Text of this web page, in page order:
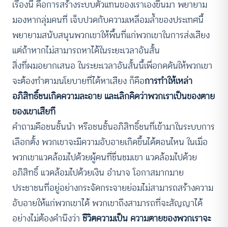
เรื่องนี้ คือการสร้างระบบตัวแทนของเราเองขึ้นมา พยายาม
มองหากลุ่มคนที่ เจ็บปวดกับความเหลื่อมล้ำของประเทศนี้
พยายามสนับสนุนพวกเขาให้พื้นที่แก่พวกเขาในการส่งเสียง
แต่ถ้าหากไม่สามารถหาได้ในระยะเวลาอันสั้น
สิ่งที่ผมอยากเสนอ ในระยะเวลาอันสั้นนี้เพื่อกดดันให้พวกเขา
จะต้องทำตามนโยบายที่ได้หาเสียง ก็คือการทำให้เหล่า
อภิสิทธิ์ชนเกิดความละอาย และเลิกคิดว่าพวกเราเป็นของตาย
ของเขาเสียที
คำถามคือชนชั้นนำ หรือชนชั้นอภิสิทธิ์ชนที่เข้ามาในระบบการ
เลือกตั้ง พวกเขาจะมีความอับอายเกิดขึ้นได้ตอนไหน ในเมื่อ
พวกเขาแวดล้อมไปด้วยผู้คนที่ชื่นชมเขา แวดล้อมไปด้วย
อภิสิทธิ์ แวดล้อมไปด้วยเงิน อำนาจ โอกาสมากมาย
ประชาชนที่อยู่อย่างกระจัดกระจายย่อมไม่สามารถสร้างความ
อับอายให้แก่พวกเขาได้ พวกเขาถึงสามารถที่จะสัญญาได้
อย่างไม่ต้องคำนึงว่าชีวิตความเป็น ความตายของพวกเราจะ